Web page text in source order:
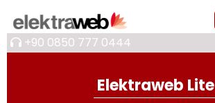
+90 0850 777 0444
Elektraweb Lite